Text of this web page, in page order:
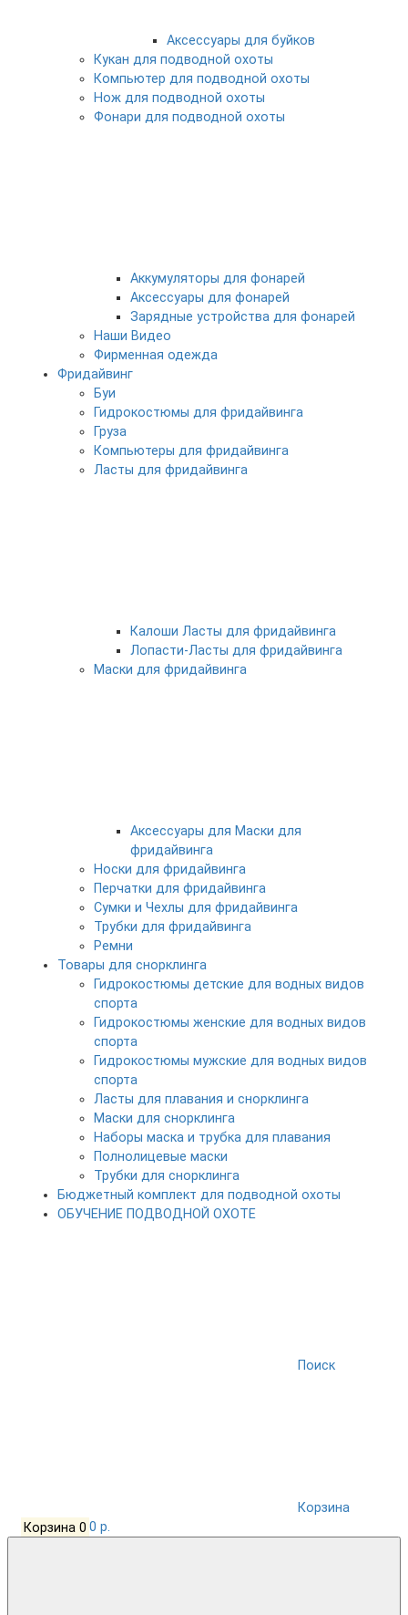
Аксессуары для буйков
Кукан для подводной охоты
Компьютер для подводной охоты
Нож для подводной охоты
Фонари для подводной охоты
Аккумуляторы для фонарей
Аксессуары для фонарей
Зарядные устройства для фонарей
Наши Видео
Фирменная одежда
Фридайвинг
Буи
Гидрокостюмы для фридайвинга
Груза
Компьютеры для фридайвинга
Ласты для фридайвинга
Калоши Ласты для фридайвинга
Лопасти-Ласты для фридайвинга
Маски для фридайвинга
Аксессуары для Маски для
фридайвинга
Носки для фридайвинга
Перчатки для фридайвинга
Сумки и Чехлы для фридайвинга
Трубки для фридайвинга
Ремни
Товары для снорклинга
Гидрокостюмы детские для водных видов
спорта
Гидрокостюмы женские для водных видов
спорта
Гидрокостюмы мужские для водных видов
спорта
Ласты для плавания и снорклинга
Маски для снорклинга
Наборы маска и трубка для плавания
Полнолицевые маски
Трубки для снорклинга
Бюджетный комплект для подводной охоты
ОБУЧЕНИЕ ПОДВОДНОЙ ОХОТЕ
Поиск
Корзина
Корзина 0 0 р.